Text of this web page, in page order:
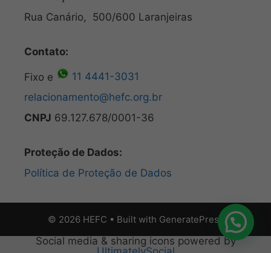
Rua Canário, 500/600 Laranjeiras
Contato:
Fixo e
11 4441-3031
relacionamento@hefc.org.br
CNPJ 69.127.678/0001-36
Proteção de Dados:
Política de Proteção de Dados
© 2026 HEFC • Built with GeneratePress
Social media & sharing icons powered by